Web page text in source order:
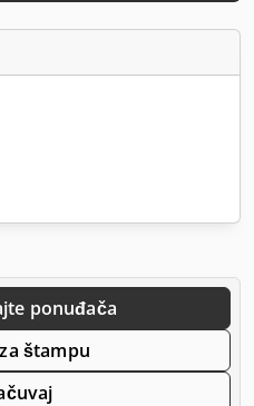
ponuđača
štampu